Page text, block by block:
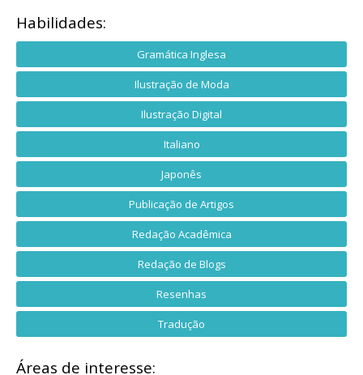
Habilidades:
Gramática Inglesa
Ilustração de Moda
Ilustração Digital
Italiano
Japonês
Publicação de Artigos
Redação Acadêmica
Redação de Blogs
Resenhas
Tradução
Áreas de interesse: